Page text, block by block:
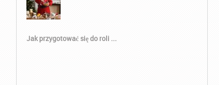
Jak przygotować się do roli ...